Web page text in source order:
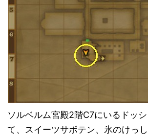
ソルベルム宮殿2階C7にいるドッ
て、スイーツサボテン、氷のけっ